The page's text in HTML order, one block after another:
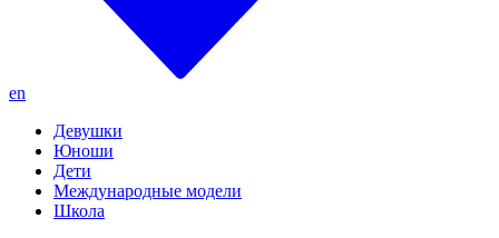
en
Девушки
Юноши
Дети
Международные модели
Школа